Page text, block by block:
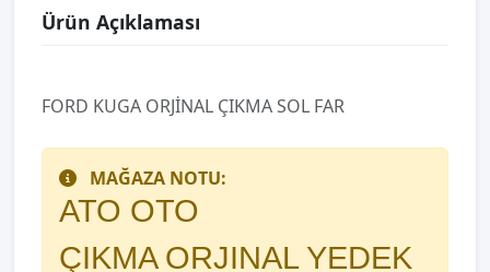
Ürün Açıklaması
FORD KUGA ORJİNAL ÇIKMA SOL FAR
MAĞAZA NOTU:
ATO OTO
ÇIKMA ORJINAL YEDEK